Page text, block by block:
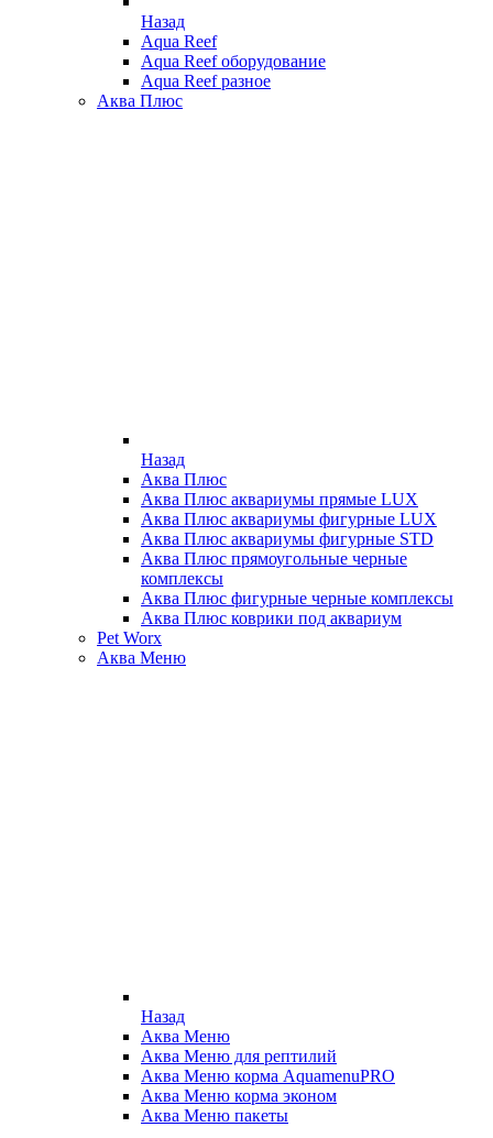
Назад
Aqua Reef
Aqua Reef оборудование
Aqua Reef разное
Аква Плюс
Назад
Аква Плюс
Аква Плюс аквариумы прямые LUX
Аква Плюс аквариумы фигурные LUX
Аква Плюс аквариумы фигурные STD
Аква Плюс прямоугольные черные
комплексы
Аква Плюс фигурные черные комплексы
Аква Плюс коврики под аквариум
Pet Worx
Аква Меню
Назад
Аква Меню
Аква Меню для рептилий
Аква Меню корма AquamenuPRO
Аква Меню корма эконом
Аква Меню пакеты